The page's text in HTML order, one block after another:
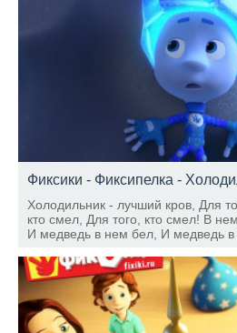
правильно переходить любую
Фиксики - Фиксипелка -
Холодильник - лучший кров, Для
кто смел, Для того, кто смел! В
И медведь в нем бел, И медведь